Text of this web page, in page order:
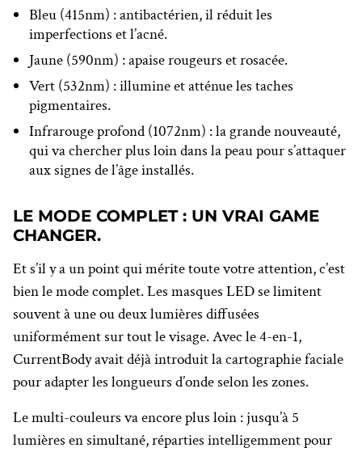
Bleu (415nm) : antibactérien, il réduit les
imperfections et l’acné.
Jaune (590nm) : apaise rougeurs et rosacée.
Vert (532nm) : illumine et atténue les taches
pigmentaires.
Infrarouge profond (1072nm) : la grande nouveauté,
qui va chercher plus loin dans la peau pour s’attaquer
aux signes de l’âge installés.
LE MODE COMPLET : UN VRAI GAME
CHANGER.
Et s’il y a un point qui mérite toute votre attention, c’est
bien le mode complet. Les masques LED se limitent
souvent à une ou deux lumières diffusées
uniformément sur tout le visage. Avec le 4-en-1,
CurrentBody avait déjà introduit la cartographie faciale
pour adapter les longueurs d’onde selon les zones.
Le multi-couleurs va encore plus loin : jusqu’à 5
lumières en simultané, réparties intelligemment pour